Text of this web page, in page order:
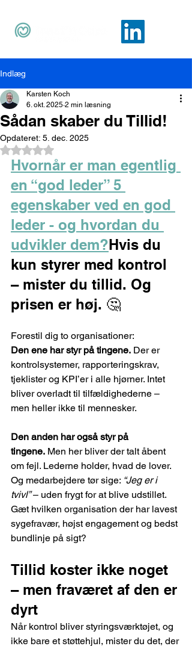
Indlæg
Sådan skaber du Tillid!
Karsten Koch
6. okt. 2025 2 min læsning
Opdateret: 5. dec. 2025
Bedømt til NaN ud af 5 stjerner.
Hvornår er man egentlig
en “god leder” 5
egenskaber ved en god
leder - og hvordan du
udvikler dem?Hvis du
kun styrer med kontrol
– mister du tillid. Og
prisen er høj. 🤔
Forestil dig to organisationer:
Den ene har styr på tingene. Der er
kontrolsystemer, rapporteringskrav,
tjeklister og KPI’er i alle hjørner. Intet
bliver overladt til tilfældighederne –
men heller ikke til mennesker.
Den anden har også styr på
tingene. Men her bliver der talt åbent
om fejl. Lederne holder, hvad de lover.
Og medarbejdere tør sige: “Jeg er i
tvivl” – uden frygt for at blive udstillet.
Gæt hvilken organisation der har lavest
sygefravær, højst engagement og bedst
bundlinje på sigt?
Tillid koster ikke noget
– men fraværet af den er
dyrt
Når kontrol bliver styringsværktøjet, og
ikke bare et støttehjul, mister du det, der